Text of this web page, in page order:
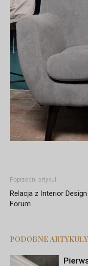
Poprzedni artykuł
Relacja z Interior Design
Forum
PODOBNE ARTYKUŁY